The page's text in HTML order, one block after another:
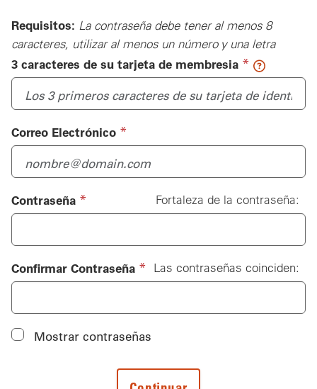
3 caracteres de su tarjeta de membresia (required)
*
Correo Electrónico (required)
*
Requisitos: La contraseña debe tener al menos 8
caracteres, utilizar al menos un número y una letra
Contraseña (required)
*
Contraseña
Fortaleza de la contraseña:
Confirmar Contraseña (required)
* Las contraseñas coinciden:
Mostrar contraseñas